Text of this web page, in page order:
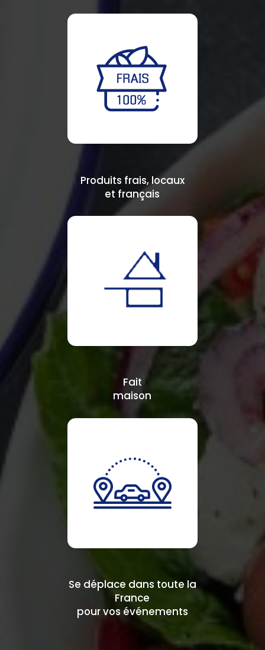
Produits frais, locaux
et français
Fait
maison
Se déplace dans toute la
France
pour vos événements